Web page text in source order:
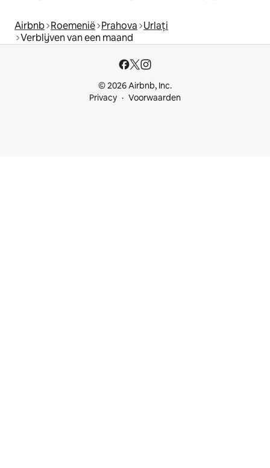
Airbnb Roemenië Prahova Urlați
Verblijven van een maand
© 2026 Airbnb, Inc.
Privacy
Voorwaarden